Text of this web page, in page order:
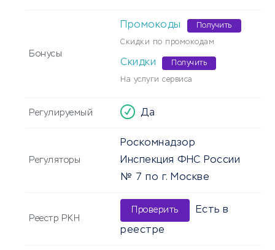
Бонусы
Промокоды Получить
Скидки по промокодам
Скидки Получить
На услуги сервиса
Регулируемый Да
Регуляторы
Роскомнадзор
Инспекция ФНС России
№ 7 по г. Москве
Реестр РКН
Проверить Есть в
реестре